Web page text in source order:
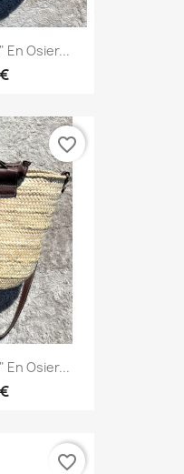
En Osier...
En Osier...
favorite_border
favorite_border